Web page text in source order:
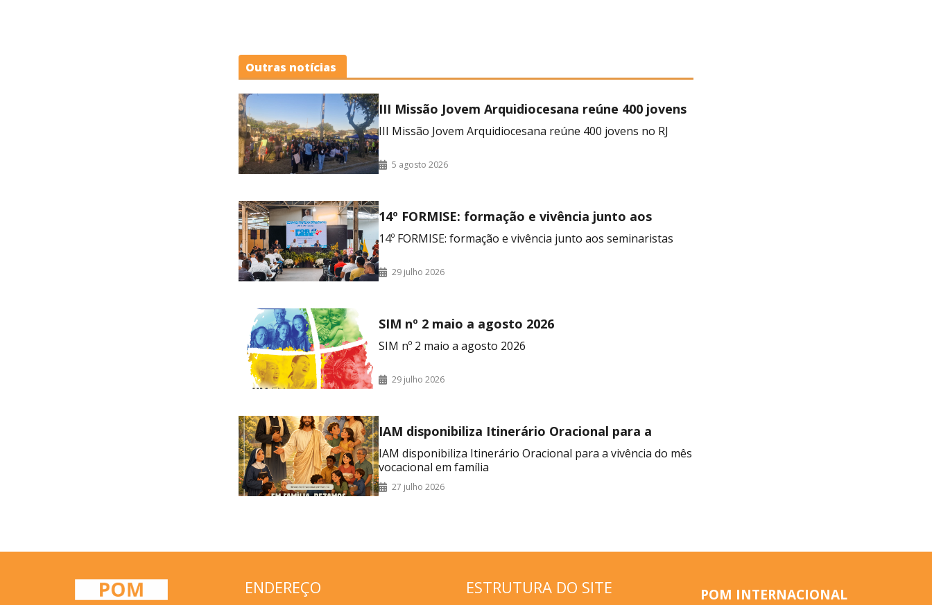
Outras notícias
III Missão Jovem Arquidiocesana reúne 400 jovens
no RJ
III Missão Jovem Arquidiocesana reúne 400 jovens no RJ
5 agosto 2026
14º FORMISE: formação e vivência junto aos
seminaristas
14º FORMISE: formação e vivência junto aos seminaristas
29 julho 2026
SIM nº 2 maio a agosto 2026
SIM nº 2 maio a agosto 2026
29 julho 2026
IAM disponibiliza Itinerário Oracional para a
vivência do mês vocacional em família
IAM disponibiliza Itinerário Oracional para a vivência do mês
vocacional em família
27 julho 2026
ENDEREÇO ESTRUTURA DO SITE POM INTERNACIONAL